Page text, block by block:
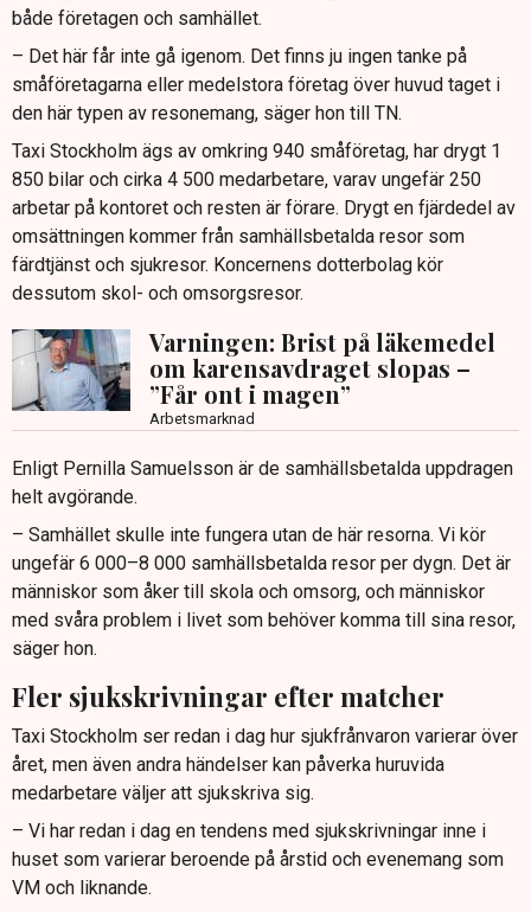
både företagen och samhället.
– Det här får inte gå igenom. Det finns ju ingen tanke på
småföretagarna eller medelstora företag över huvud taget i
den här typen av resonemang, säger hon till TN.
Taxi Stockholm ägs av omkring 940 småföretag, har drygt 1
850 bilar och cirka 4 500 medarbetare, varav ungefär 250
arbetar på kontoret och resten är förare. Drygt en fjärdedel av
omsättningen kommer från samhällsbetalda resor som
färdtjänst och sjukresor. Koncernens dotterbolag kör
dessutom skol- och omsorgsresor.
Varningen: Brist på läkemedel
om karensavdraget slopas –
”Får ont i magen”
Arbetsmarknad
Enligt Pernilla Samuelsson är de samhällsbetalda uppdragen
helt avgörande.
– Samhället skulle inte fungera utan de här resorna. Vi kör
ungefär 6 000–8 000 samhällsbetalda resor per dygn. Det är
människor som åker till skola och omsorg, och människor
med svåra problem i livet som behöver komma till sina resor,
säger hon.
Fler sjukskrivningar efter matcher
Taxi Stockholm ser redan i dag hur sjukfrånvaron varierar över
året, men även andra händelser kan påverka huruvida
medarbetare väljer att sjukskriva sig.
– Vi har redan i dag en tendens med sjukskrivningar inne i
huset som varierar beroende på årstid och evenemang som
VM och liknande.